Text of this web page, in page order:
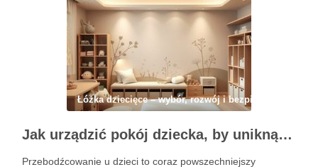
Łóżka dziecięce – wybór, rozwój i bezpieczeństwo
Jak urządzić pokój dziecka, by uniknąć przebodźcowania i wspierać jego spokój oraz rozwój
Przebodźcowanie u dzieci to coraz powszechniejszy